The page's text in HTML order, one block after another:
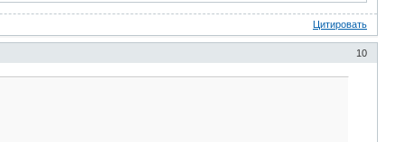
Цитировать
10